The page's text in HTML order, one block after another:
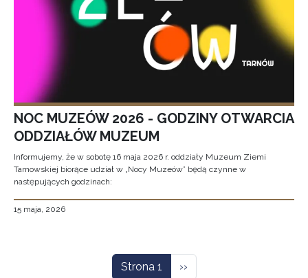
NOC MUZEÓW 2026 - GODZINY OTWARCIA
ODDZIAŁÓW MUZEUM
Informujemy, że w sobotę 16 maja 2026 r. oddziały Muzeum Ziemi
Tarnowskiej biorące udział w „Nocy Muzeów” będą czynne w
następujących godzinach:
15 maja, 2026
Strona 1 Następna strona
››